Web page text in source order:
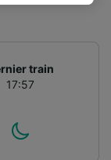
train
17:57
à des fins
de ne
les